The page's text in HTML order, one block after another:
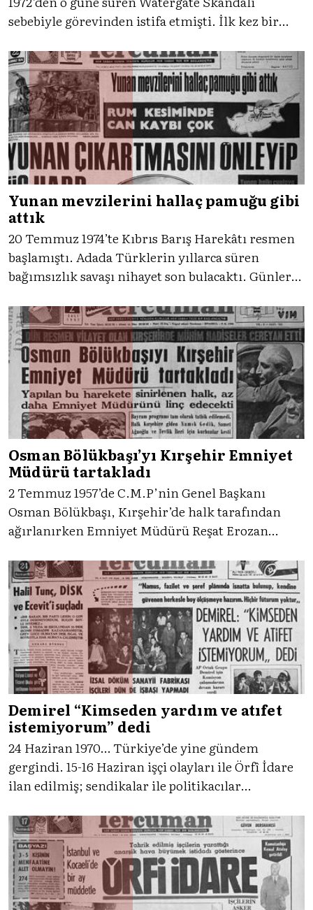
sebebiyle görevinden istifa etmişti. İlk kez bir
kamuoyunda büyük bir yankı uyandıran bu olay,
Tercüman’ın manşetinde de yer bulmuştu.
Yunan mevzilerini hallaç pamuğu gibi
attık
20 Temmuz 1974’te Kıbrıs Barış Harekâtı resmen
başlamıştı. Adada Türklerin yıllarca süren
bağımsızlık savaşı nihayet son bulacaktı. Günler
bu harekâtını Tercüman’ın 22 Temmuz 1974
yayını üzerinden gelin birlikte takip edelim.
Osman Bölükbaşı’yı Kırşehir Emniyet
Müdürü tartakladı
2 Temmuz 1957’de C.M.P’nin Genel Başkanı
Osman Bölükbaşı, Kırşehir’de halk tarafından
ağırlanırken Emniyet Müdürü Reşat Erozan
kamuoyunca tepkiyle karşılanmıştı. Tercüman’ın
tanıklığıyla gelin, o güne dönelim, neler
yaşandığına birlikte bakalım.
Demirel “Kimseden yardım ve atıfet
istemiyorum” dedi
24 Haziran 1970… Türkiye’de yine gündem
gergindi. 15-16 Haziran işçi olayları ile Örfî İdare
ilan edilmiş; sendikalar ile politikacılar
oluyordu. Öte yandan Başbakan Süleyman
Demirel’e yönelik birtakım iddialar ortaya
atılıyordu. Gelin o günlere dönelim.